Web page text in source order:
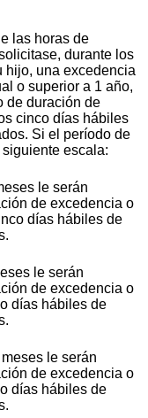
las horas de
durante los
hijo, una excedencia
o superior a 1 año,
de duración de
cinco días hábiles
Si el período de
escala:
le serán
de excedencia o
días hábiles de
le serán
de excedencia o
días hábiles de
le serán
de excedencia o
días hábiles de